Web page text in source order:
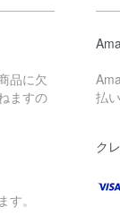
品に欠
ますの
。
払
ク